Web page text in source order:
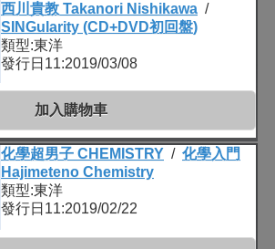
西川貴教 Takanori Nishikawa /
SINGularity (CD+DVD初回盤)
類型:東洋
發行日11:2019/03/08
加入購物車
化學超男子 CHEMISTRY / 化學入門
Hajimeteno Chemistry
類型:東洋
發行日11:2019/02/22